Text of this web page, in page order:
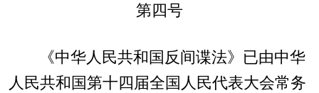
第四号
《中华人民共和国反间谍法》已由中华
人民共和国第十四届全国人民代表大会常务